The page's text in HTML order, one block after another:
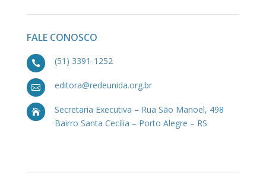
FALE CONOSCO
 (51) 3391-1252
 editora@redeunida.org.br

Secretaria Executiva – Rua São Manoel, 498
Bairro Santa Cecília – Porto Alegre – RS